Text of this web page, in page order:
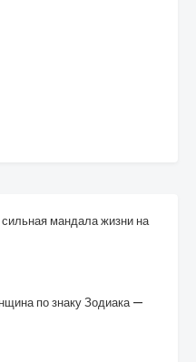
мандала жизни на
по знаку Зодиака —